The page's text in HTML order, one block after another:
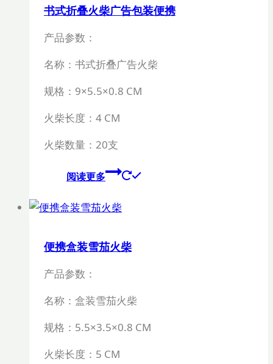
书式折叠火柴广告包装便携
产品参数：
名称：书式折叠广告火柴
规格： 9×5.5×0.8 CM
火柴长度： 4 CM
火柴数量：20支
阅读更多
便携盒装雪茄火柴
产品参数：
名称：盒装雪茄火柴
规格： 5.5×3.5×0.8 CM
火柴长度： 5 CM